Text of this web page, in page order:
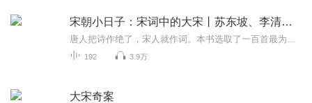
宋朝小日子：宋词中的大宋丨苏东坡、李清照、李煜、欧阳修、柳永丨大宋风雅丨大宋风物志
192 3.9万
大宋奇案